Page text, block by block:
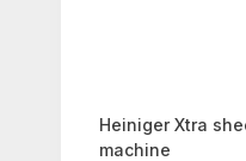
Heiniger Xtra
machine